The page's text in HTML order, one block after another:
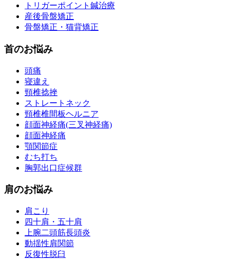
トリガーポイント鍼治療
産後骨盤矯正
骨盤矯正・猫背矯正
首のお悩み
頭痛
寝違え
頸椎捻挫
ストレートネック
頸椎椎間板ヘルニア
顔面神経痛(三叉神経痛)
顔面神経痛
顎関節症
むち打ち
胸郭出口症候群
肩のお悩み
肩こり
四十肩・五十肩
上腕二頭筋長頭炎
動揺性肩関節
反復性脱臼